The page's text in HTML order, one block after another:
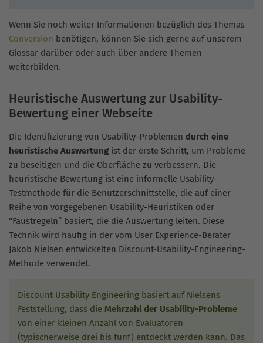
Wenn Sie noch weiter Informationen bezüglich des Themas
Conversion benötigen, können Sie sich gerne auf unserem
Glossar darüber oder auch über andere Themen
weiterbilden.
Heuristische Auswertung zur Usability-
Bewertung einer Webseite
Die Identifizierung von Usability-Problemen durch eine
heuristische Auswertung ist der erste Schritt, um Probleme
zu beseitigen und die Oberfläche zu verbessern. Die
heuristische Bewertung ist eine informelle Usability-
Testmethode für die Benutzerschnittstelle, die auf einer
Reihe von vorgegebenen Usability-Heuristiken oder
“Faustregeln” basiert, die die Auswertung leiten. Diese
Technik wird häufig in der vom User Experience-Berater
Jakob Nielsen entwickelten Discount-Usability-Engineering-
Methode verwendet.
Discount Usability Engineering basiert auf Nielsens
Feststellung, dass die Mehrzahl der Usability-Probleme
von einer kleinen Anzahl von Evaluatoren
(typischerweise drei bis fünf) entdeckt werden kann. Das